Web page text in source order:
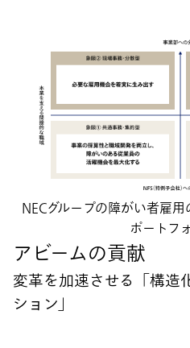
NECグループの障がい者雇
ポートフ
アビームの貢献
変革を加速させる「構造
ション」